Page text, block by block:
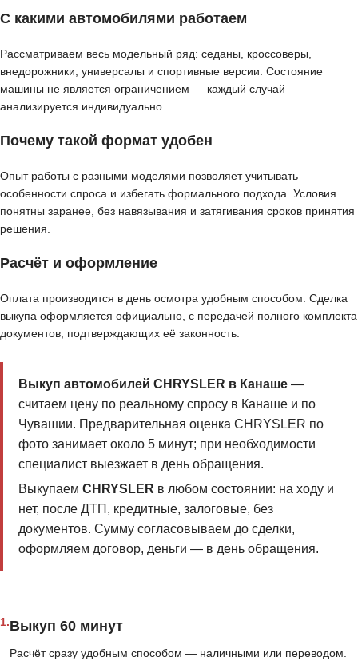
С какими автомобилями работаем
Рассматриваем весь модельный ряд: седаны, кроссоверы,
внедорожники, универсалы и спортивные версии. Состояние
машины не является ограничением — каждый случай
анализируется индивидуально.
Почему такой формат удобен
Опыт работы с разными моделями позволяет учитывать
особенности спроса и избегать формального подхода. Условия
понятны заранее, без навязывания и затягивания сроков принятия
решения.
Расчёт и оформление
Оплата производится в день осмотра удобным способом. Сделка
выкупа оформляется официально, с передачей полного комплекта
документов, подтверждающих её законность.
Выкуп автомобилей CHRYSLER в Канаше—
считаем цену по реальному спросу в Канаше и по
Чувашии. Предварительная оценка CHRYSLER по
фото занимает около 5 минут; при необходимости
специалист выезжает в день обращения.
Выкупаем CHRYSLER в любом состоянии: на ходу и
нет, после ДТП, кредитные, залоговые, без
документов. Сумму согласовываем до сделки,
оформляем договор, деньги — в день обращения.
1.Выкуп 60 минут
Расчёт сразу удобным способом — наличными или переводом.